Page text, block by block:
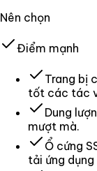
Nên chọn
Điểm mạnh
Trang bị
tốt các tác
Dung
mượt mà.
Ổ cứng
tải ứng